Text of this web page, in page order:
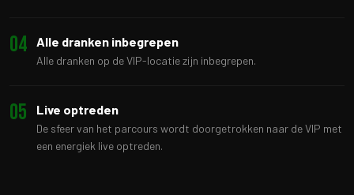
04 Alle dranken inbegrepen
Alle dranken op de VIP-locatie zijn inbegrepen.
05 Live optreden
De sfeer van het parcours wordt doorgetrokken naar de VIP met
een energiek live optreden.